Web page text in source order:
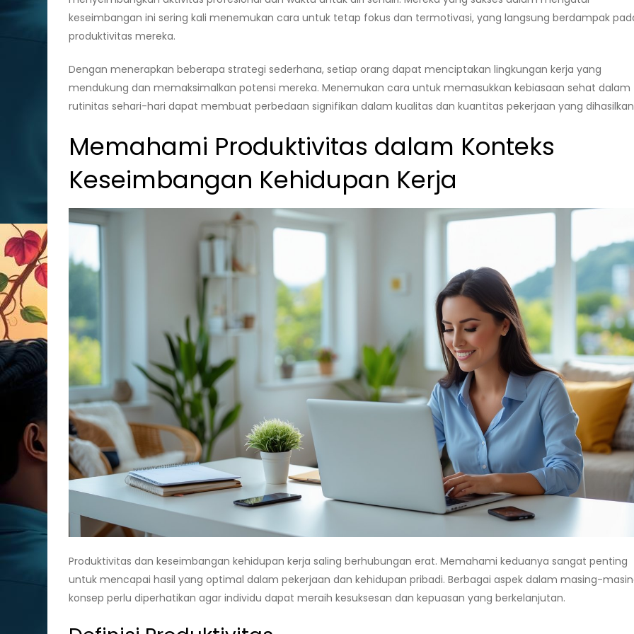
keseimbangan ini sering kali menemukan cara untuk tetap fokus dan termotivasi, yang langsung berdampak
produktivitas mereka.
Dengan menerapkan beberapa strategi sederhana, setiap orang dapat menciptakan lingkungan kerja yang
mendukung dan memaksimalkan potensi mereka. Menemukan cara untuk memasukkan kebiasaan sehat dalam
rutinitas sehari-hari dapat membuat perbedaan signifikan dalam kualitas dan kuantitas pekerjaan yang
Memahami Produktivitas dalam Konteks
Keseimbangan Kehidupan Kerja
Produktivitas dan keseimbangan kehidupan kerja saling berhubungan erat. Memahami keduanya sangat penting
untuk mencapai hasil yang optimal dalam pekerjaan dan kehidupan pribadi. Berbagai aspek dalam masing-
konsep perlu diperhatikan agar individu dapat meraih kesuksesan dan kepuasan yang berkelanjutan.